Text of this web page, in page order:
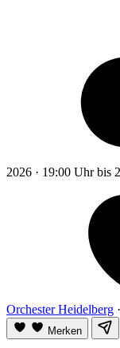
2026 · 19:00 Uhr bis
Orchester Heidelberg
Merken